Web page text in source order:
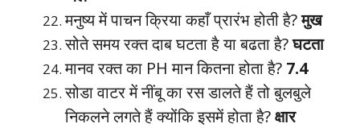
मनुष्य में पाचन क्रिया कहाँ प्रारंभ होती है?मुख
सोते समय रक्त दाब घटता है या बढता है?घटता
मानव रक्त का PH मान कितना होता है? 7.4
सोडा वाटर में नींबू का रस डालते हैं तो बुलबुले
निकलने लगते हैं क्योंकि इसमें होता है?क्षार